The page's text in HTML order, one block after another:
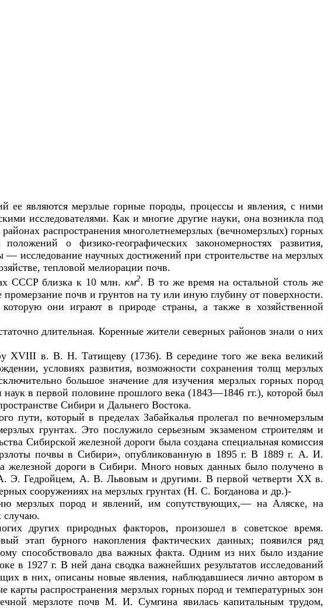
ее являются мерзлые горные породы, процессы и явления, с ними
исследователями. Как и многие другие науки, она возникла под
распространения многолетнемерзлых (вечномерзлых) горных
о физико-географических закономерностях развития,
— исследование научных достижений при строительстве на мерзлых
тепловой мелиорации почв.
СССР близка к 10 млн. км2. В то же время на остальной столь же
почв и грунтов на ту или иную глубину от поверхности.
они играют в природе страны, а также в хозяйственной
длительная. Коренные жители северных районов знали о них
XVIII в. В. Н. Татищеву (1736). В середине того же века великий
условиях развития, возможности сохранения толщ мерзлых
большое значение для изучения мерзлых горных пород
в первой половине прошлого века (1843—1846 гг.), которой был
Сибири и Дальнего Востока.
пути, который в пределах Забайкалья пролегал по вечномерзлым
грунтах. Это послужило серьезным экзаменом строителям и
Сибирской железной дороги была создана специальная комиссия
почвы в Сибири», опубликованную в 1895 г. В 1889 г. А. И.
железной дороги в Сибири. Много новых данных было получено в
Э. Гедройцем, А. В. Львовым и другими. В первой четверти XX в.
сооружениях на мерзлых грунтах (Н. С. Богданова и др.)-
мерзлых пород и явлений, им сопутствующих,— на Аляске, на
случаю.
других природных факторов, произошел в советское время.
этап бурного накопления фактических данных; появился ряд
способствовало два важных факта. Одним из них было издание
в 1927 г. В ней дана сводка важнейших результатов исследований
в них, описаны новые явления, наблюдавшиеся лично автором в
карты распространения мерзлых горных пород и температурных зон
мерзлоте почв М. И. Сумгина явилась капитальным трудом,